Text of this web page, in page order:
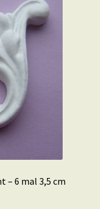
– 6 mal 3,5 cm